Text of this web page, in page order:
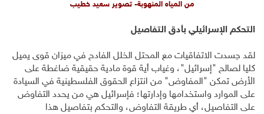
من المياه المنهوبة- تصوير سعيد خطيب
التحكم الإسرائيلي بأدق التفاصيل
لقد جسدت الاتفاقيات مع المحتل الخلل الفادح في ميزان قوى يميل
كليا لصالح "إسرائيل"، وغياب أية قوة مادية حقيقية ضاغطة على
الأرض تمكن "المفاوض" من انتزاع الحقوق الفلسطينية في السيادة
على الموارد واستخدامها وإدارتها؛ فإسرائيل هي من يحدد التفاوض
على التفاصيل، أي طريقة التفاوض، والتحكم بتفاصيل هذا